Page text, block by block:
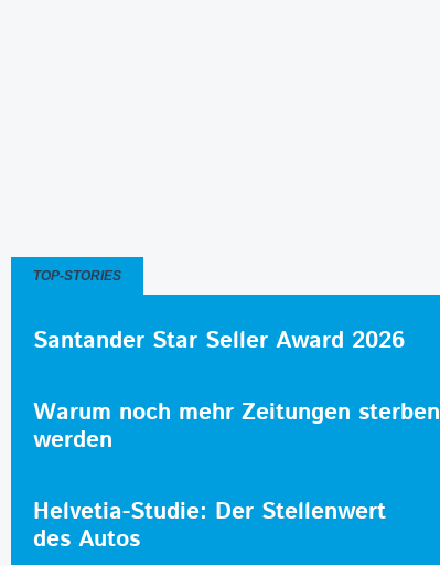
TOP-STORIES
Santander Star Seller Award 2026
Warum noch mehr Zeitungen sterben
werden
Helvetia-Studie: Der Stellenwert
des Autos